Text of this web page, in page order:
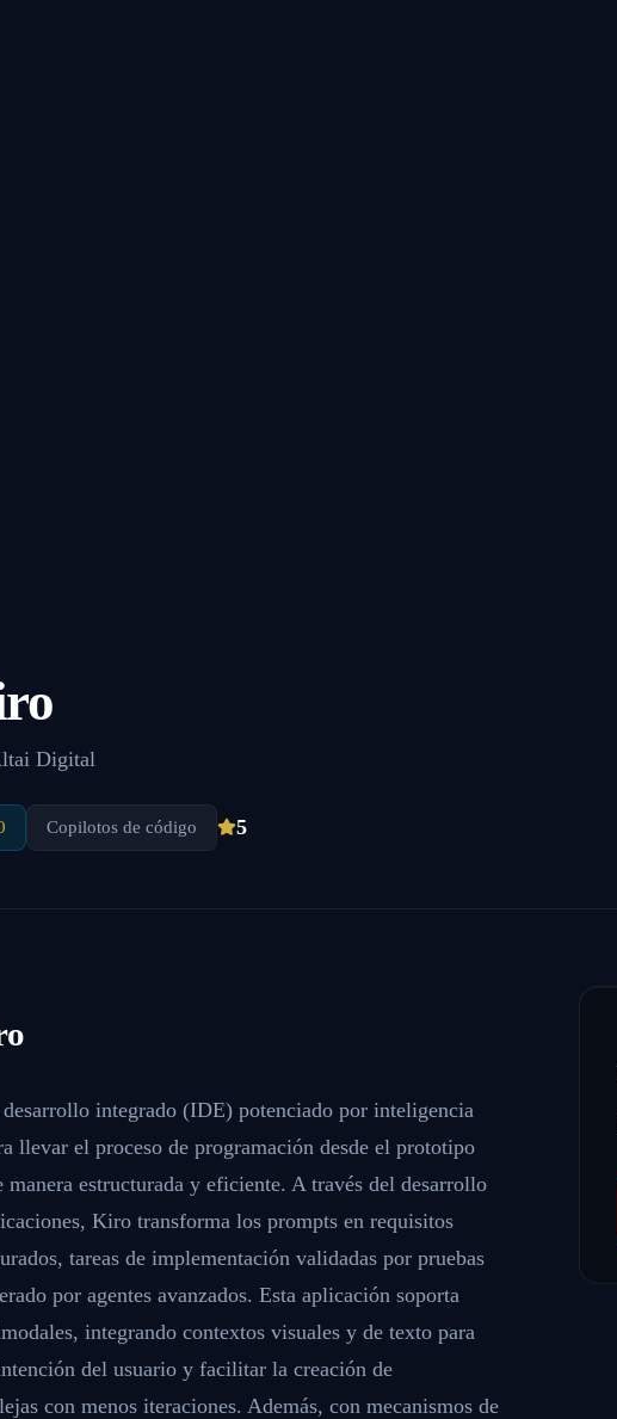
Digital
Copilotos de código 5
integrado (IDE) potenciado por inteligencia
llevar el proceso de programación desde el prototipo
manera estructurada y eficiente. A través del desarrollo
Kiro transforma los prompts en requisitos
tareas de implementación validadas por pruebas
por agentes avanzados. Esta aplicación soporta
integrando contextos visuales y de texto para
del usuario y facilitar la creación de
con menos iteraciones. Además, con mecanismos de